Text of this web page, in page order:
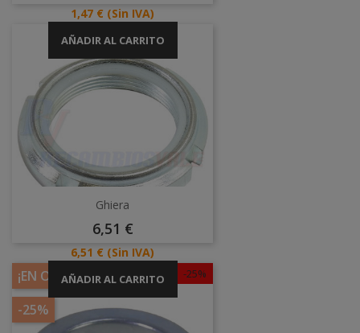
Precio
1,47 € (Sin IVA)
AÑADIR AL CARRITO
Ghiera
Precio
6,51 €
Precio
6,51 € (Sin IVA)
AÑADIR AL CARRITO -25%
¡EN OFERTA!
-25%